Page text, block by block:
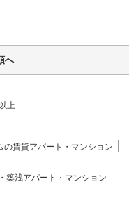
へ
上
の賃貸アパート・マンション
築浅アパート・マンション